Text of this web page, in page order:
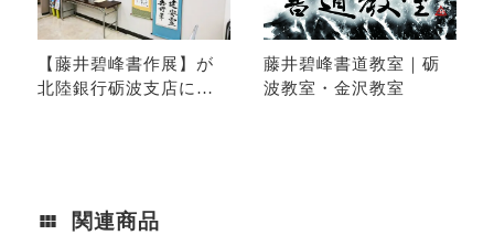
【藤井碧峰書作展】が
北陸銀行砺波支店にて
藤井碧峰書道教室｜砺
波教室・金沢教室
関連商品